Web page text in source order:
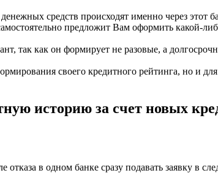
средств происходят именно через этот
предложит Вам оформить какой-
так как он формирует не разовые, а
своего кредитного рейтинга, но и
историю за счет новых
отказа в одном банке сразу подавать заявку